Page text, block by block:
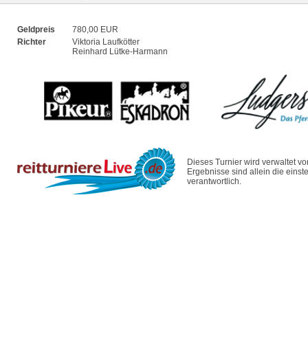
Geldpreis
780,00 EUR
Richter
Viktoria Laufkötter
Reinhard Lütke-Harmann
Dieses Turnier wird verwaltet
Ergebnisse sind allein die
verantwortlich.